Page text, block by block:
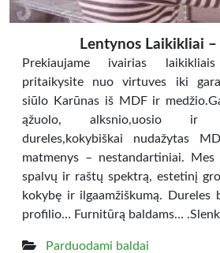
Lentynos Laikikliai
Prekiaujame ivairias
pritaikysite nuo virtuves iki
siūlo Karūnas iš MDF ir
ąžuolo, alksnio,uosio ir
dureles,kokybiškai nudažytas
matmenys – nestandartiniai. Mes
spalvų ir raštų spektrą, estetinį
kokybę ir ilgaamžiškumą. Dureles
profilio… Furnitūrą baldams…
Parduodami baldai